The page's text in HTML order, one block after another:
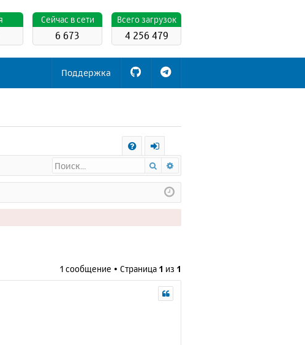
Всего загрузок
4 256 479
Cейчас в сети
6 673
Поддержка
Q
х
о
д
Поиск
1 сообщение • Страница 1 из 1